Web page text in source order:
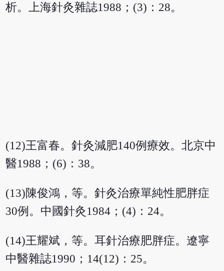
析。上海針灸雜誌1988；(3)：28。
(12)王富春。針灸減肥140例療效。北京中
醫1988；(6)：38。
(13)陳俊鴻，等。針灸治療單純性肥胖症
30例。中國針灸1984；(4)：24。
(14)王耀斌，等。耳針治療肥胖症。遼寧
中醫雜誌1990；14(12)：25。